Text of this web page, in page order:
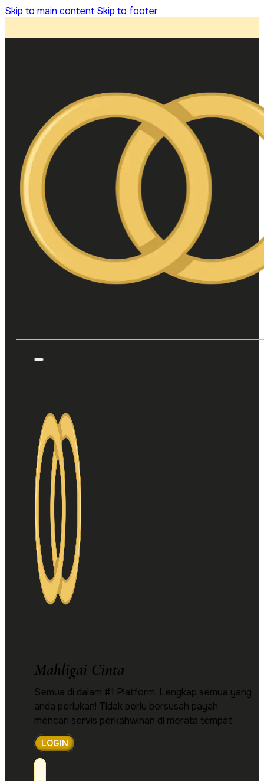
Skip to main content Skip to footer
Mahligai Cinta
Semua di dalam #1 Platform. Lengkap semua yang
anda perlukan! Tidak perlu bersusah payah
mencari servis perkahwinan di merata tempat.
LOGIN